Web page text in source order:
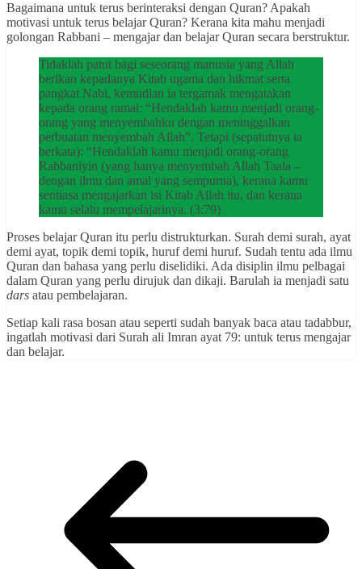
Bagaimana untuk terus berinteraksi dengan Quran? Apakah
motivasi untuk terus belajar Quran? Kerana kita mahu menjadi
golongan Rabbani – mengajar dan belajar Quran secara berstruktur.
Tidaklah patut bagi seseorang manusia yang Allah
berikan kepadanya Kitab ugama dan hikmat serta
pangkat Nabi, kemudian ia tergamak mengatakan
kepada orang ramai: “Hendaklah kamu menjadi orang-
orang yang menyembahku dengan meninggalkan
perbuatan menyembah Allah”. Tetapi (sepatutnya ia
berkata): “Hendaklah kamu menjadi orang-orang
Rabbaniyin (yang hanya menyembah Allah Taala –
dengan ilmu dan amal yang sempurna), kerana kamu
sentiasa mengajarkan isi Kitab Allah itu, dan kerana
kamu selalu mempelajarinya. (3:79)
Proses belajar Quran itu perlu distrukturkan. Surah demi surah, ayat
demi ayat, topik demi topik, huruf demi huruf. Sudah tentu ada ilmu
Quran dan bahasa yang perlu diselidiki. Ada disiplin ilmu pelbagai
dalam Quran yang perlu dirujuk dan dikaji. Barulah ia menjadi satu
dars atau pembelajaran.
Setiap kali rasa bosan atau seperti sudah banyak baca atau tadabbur,
ingatlah motivasi dari Surah ali Imran ayat 79: untuk terus mengajar
dan belajar.